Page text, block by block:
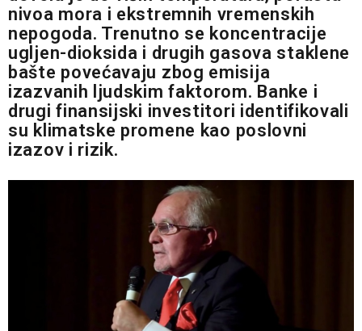
nivoa mora i ekstremnih vremenskih
nepogoda. Trenutno se koncentracije
ugljen-dioksida i drugih gasova staklene
bašte povećavaju zbog emisija
izazvanih ljudskim faktorom. Banke i
drugi finansijski investitori identifikovali
su klimatske promene kao poslovni
izazov i rizik.